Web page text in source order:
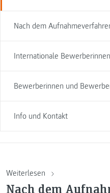
Nach dem
Internationale
Bewerberinnen und
Info und Kontakt
Weiterlesen
Nach dem